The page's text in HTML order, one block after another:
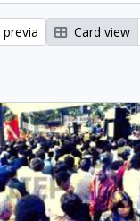
Card view